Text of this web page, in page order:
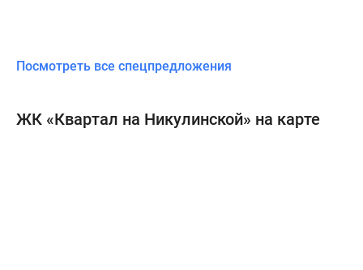
Посмотреть все спецпредложения
ЖК «Квартал на Никулинской» на карте